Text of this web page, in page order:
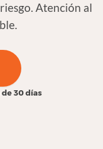
Atención al
30 días